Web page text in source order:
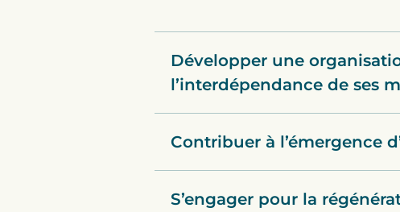
Développer une
l’interdépendance de ses
Contribuer à l’émergence
S’engager pour la